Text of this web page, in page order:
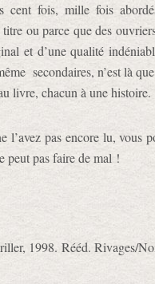
cent fois, mille fois
ou parce que des
et d’une qualité
secondaires, n’est là
livre, chacun à une histoire.
l’avez pas encore lu, vous
peut pas faire de mal !
1998. Rééd. Rivages/